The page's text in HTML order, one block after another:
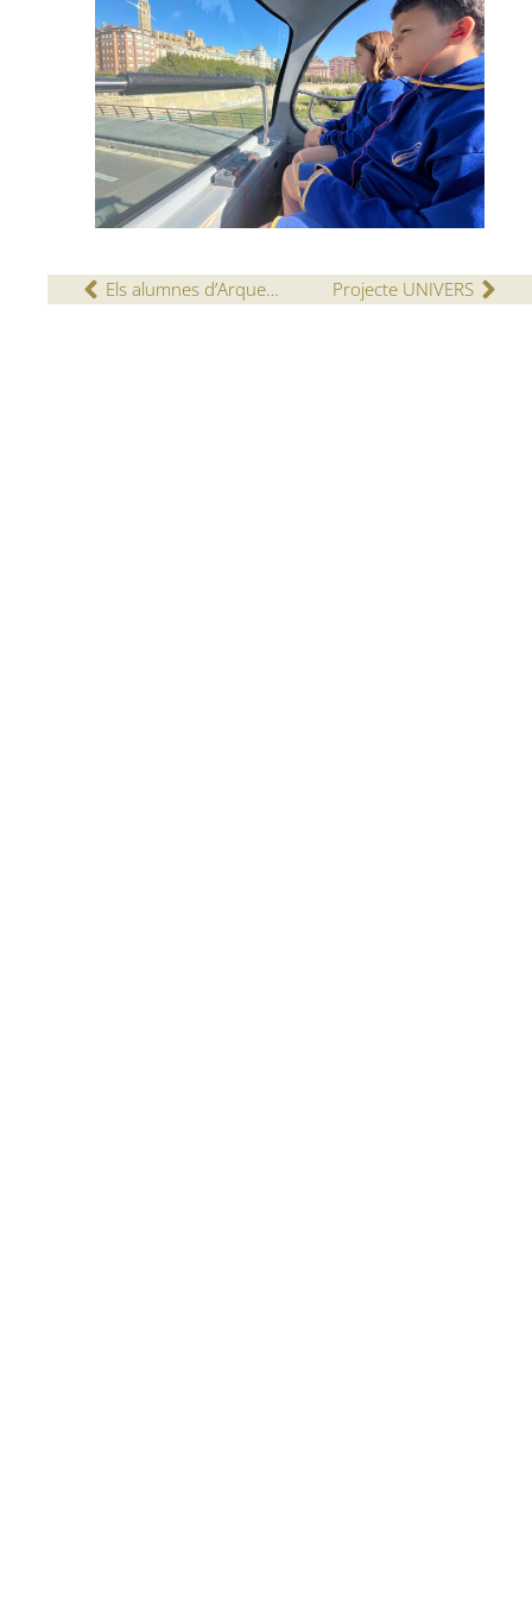
Els alumnes d’Arqueologia i Projecte d’Innovació visiten el jaciment dels Vilars d’Arbeca Projecte UNIVERS